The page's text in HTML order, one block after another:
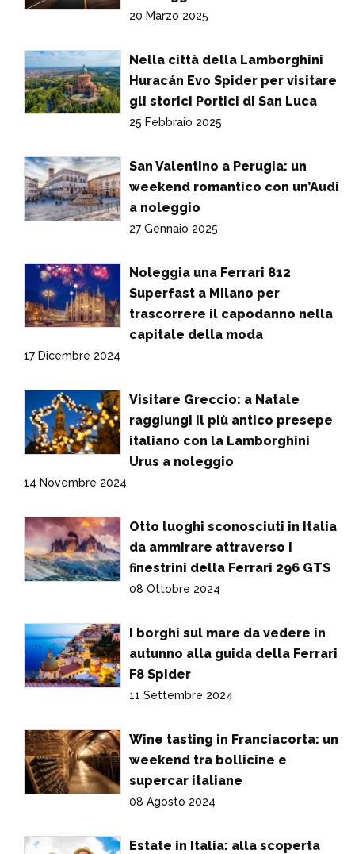
20 Marzo 2025
Nella città della Lamborghini
Huracán Evo Spider per visitare
gli storici Portici di San Luca
25 Febbraio 2025
San Valentino a Perugia: un
weekend romantico con un’Audi
a noleggio
27 Gennaio 2025
Noleggia una Ferrari 812
Superfast a Milano per
trascorrere il capodanno nella
capitale della moda
17 Dicembre 2024
Visitare Greccio: a Natale
raggiungi il più antico presepe
italiano con la Lamborghini
Urus a noleggio
14 Novembre 2024
Otto luoghi sconosciuti in Italia
da ammirare attraverso i
finestrini della Ferrari 296 GTS
08 Ottobre 2024
I borghi sul mare da vedere in
autunno alla guida della Ferrari
F8 Spider
11 Settembre 2024
Wine tasting in Franciacorta: un
weekend tra bollicine e
supercar italiane
08 Agosto 2024
Estate in Italia: alla scoperta